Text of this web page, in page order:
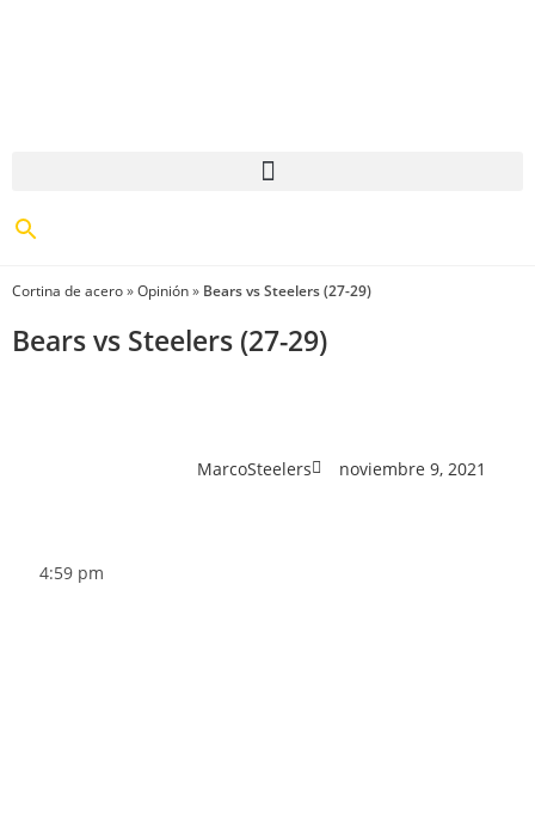
Cortina de acero»Opinión» Bears vs Steelers (27-29)
Bears vs Steelers (27-29)
MarcoSteelers noviembre 9, 2021
4:59 pm